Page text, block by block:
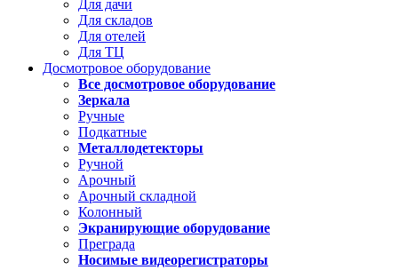
Для дачи
Для складов
Для отелей
Для ТЦ
Досмотровое оборудование
Все досмотровое оборудование
Зеркала
Ручные
Подкатные
Металлодетекторы
Ручной
Арочный
Арочный складной
Колонный
Экранирующие оборудование
Преграда
Носимые видеорегистраторы